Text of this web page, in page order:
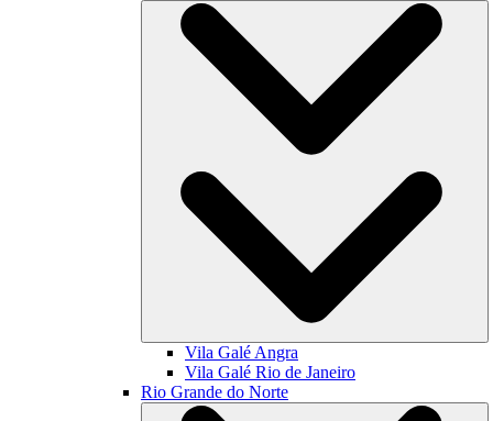
Vila Galé Angra
Vila Galé Rio de Janeiro
Rio Grande do Norte